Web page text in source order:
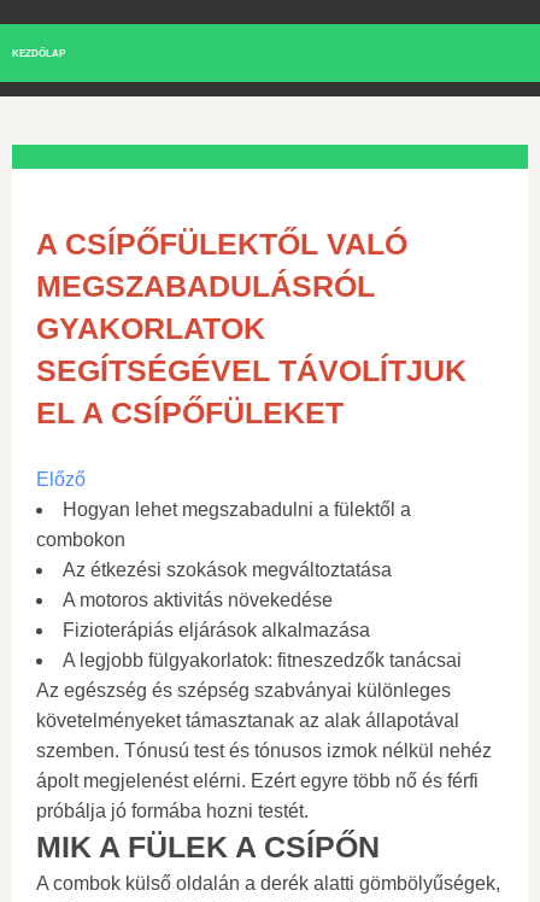
KEZDŐLAP
A CSÍPŐFÜLEKTŐL VALÓ
MEGSZABADULÁSRÓL
GYAKORLATOK
SEGÍTSÉGÉVEL TÁVOLÍTJUK
EL A CSÍPŐFÜLEKET
Előző
Hogyan lehet megszabadulni a fülektől a
combokon
Az étkezési szokások megváltoztatása
A motoros aktivitás növekedése
Fizioterápiás eljárások alkalmazása
A legjobb fülgyakorlatok: fitneszedzők tanácsai
Az egészség és szépség szabványai különleges
követelményeket támasztanak az alak állapotával
szemben. Tónusú test és tónusos izmok nélkül nehéz
ápolt megjelenést elérni. Ezért egyre több nő és férfi
próbálja jó formába hozni testét.
MIK A FÜLEK A CSÍPŐN
A combok külső oldalán a derék alatti gömbölyűségek,